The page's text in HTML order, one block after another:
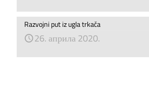
Razvojni put iz ugla trkača
26. априла 2020.